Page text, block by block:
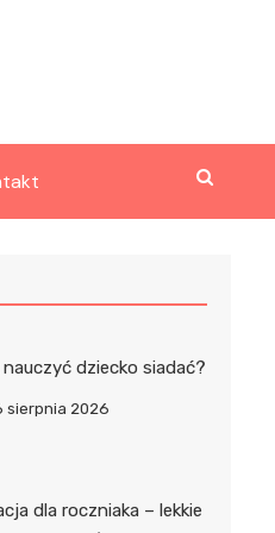
dziecko siadać?
sierpnia 2026
dla roczniaka – lekkie